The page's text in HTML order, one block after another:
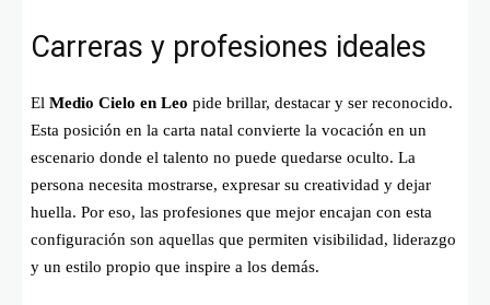
Carreras y profesiones ideales
El Medio Cielo en Leo pide brillar, destacar y ser reconocido.
Esta posición en la carta natal convierte la vocación en un
escenario donde el talento no puede quedarse oculto. La
persona necesita mostrarse, expresar su creatividad y dejar
huella. Por eso, las profesiones que mejor encajan con esta
configuración son aquellas que permiten visibilidad, liderazgo
y un estilo propio que inspire a los demás.